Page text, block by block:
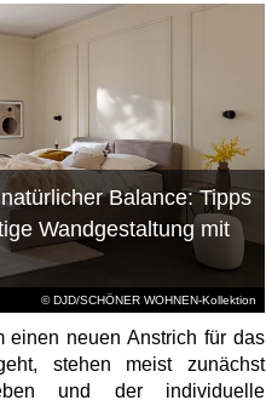
© DJD/SCHÖNER WOHNEN-Kollektion
Balance: Tipps
Wandgestaltung mit
einen neuen Anstrich für das
stehen meist zunächst
und der individuelle